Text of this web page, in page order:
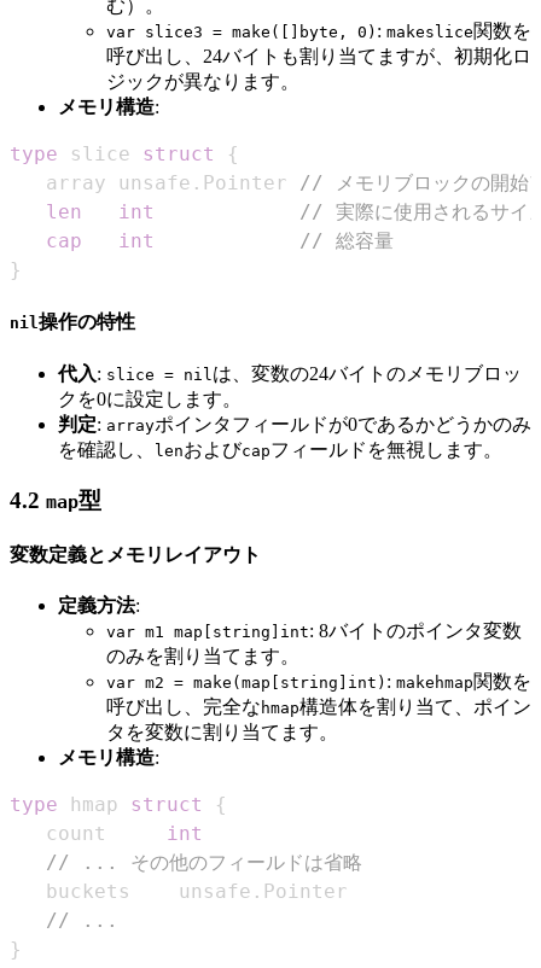
む）。
var slice3 = make([]byte, 0) : makeslice関数を
呼び出し、24バイトも割り当てますが、初期化ロ
ジックが異なります。
メモリ構造:
type slice struct
{
   array unsafe
. Pointer // メモリブロックの開始
len
int
// 実際に使用されるサイ
cap
int
// 総容量
}
nil操作の特性
代入: slice = nil は、変数の24バイトのメモリブロッ
クを0に設定します。
判定: arrayポインタフィールドが0であるかどうかのみ
を確認し、
lenおよびcapフィールドを無視します。
4.2 map型
変数定義とメモリレイアウト
定義方法:
var m1 map[string]int: 8バイトのポインタ変数
のみを割り当てます。
var m2 = make(map[string]int) : makehmap関数を
呼び出し、完全な hmap構造体を割り当て、ポイン
タを変数に割り当てます。
メモリ構造:
type hmap struct
{
   count
int
// ... その他のフィールドは省略
   buckets    unsafe
.
// ...
}